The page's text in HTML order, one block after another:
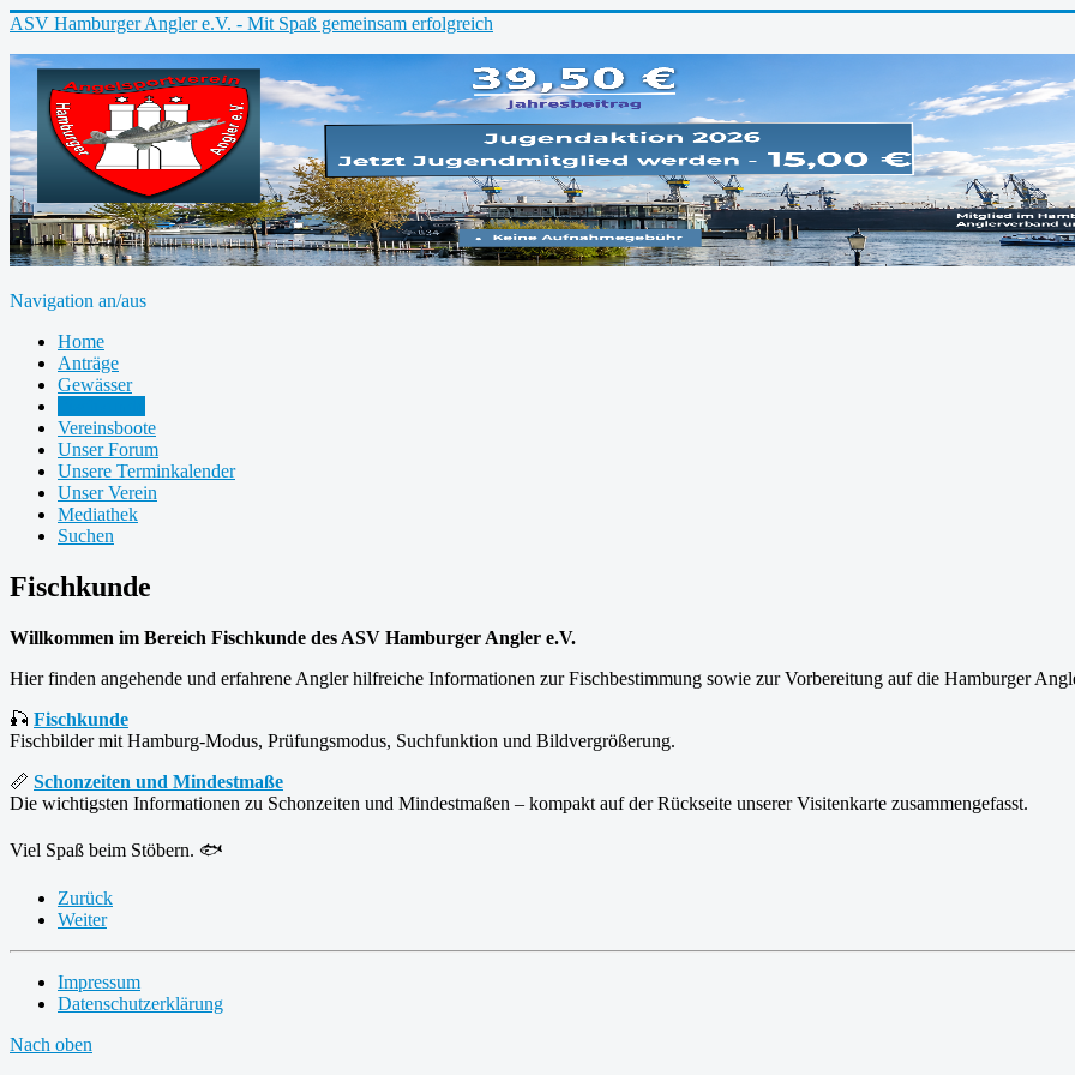
ASV Hamburger Angler e.V. - Mit Spaß gemeinsam erfolgreich
Navigation an/aus
Home
Anträge
Gewässer
Vereinsboote
Unser Forum
Unsere Terminkalender
Unser Verein
Mediathek
Suchen
Fischkunde
Willkommen im Bereich Fischkunde des ASV Hamburger Angler e.V.
Hier finden angehende und erfahrene Angler hilfreiche Informationen zur Fischbestimmung sowie zur Vorbereitung auf die Hamburger
🎣 Fischkunde
Fischbilder mit Hamburg-Modus, Prüfungsmodus, Suchfunktion und Bildvergrößerung.
📏 Schonzeiten und Mindestmaße
Die wichtigsten Informationen zu Schonzeiten und Mindestmaßen – kompakt auf der Rückseite unserer Visitenkarte zusammengefasst.
Viel Spaß beim Stöbern. 🐟
Zurück
Weiter
Impressum
Datenschutzerklärung
Nach oben